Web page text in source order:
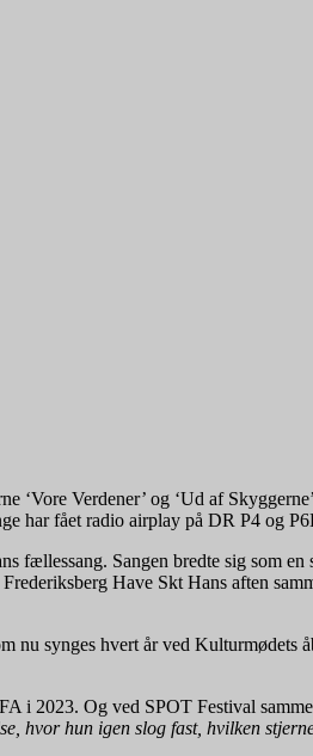
‘Vore Verdener’ og ‘Ud af
har fået radio airplay på DR P4 og
fællessang. Sangen bredte sig som
Have Skt Hans aften
synges hvert år ved Kulturmødets
i 2023. Og ved SPOT Festival
hvor hun igen slog fast, hvilken